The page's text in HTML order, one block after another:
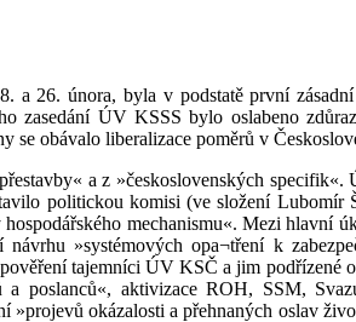
26. února, byla v podstatě první
zasedání ÚV KSSS bylo oslabeno
obávalo liberalizace poměrů v
a z »československých
politickou komisi (ve složení
mechanismu«. Mezi hlavní
»systémových opa¬tření k
tajemníci ÚV KSČ a jim podřízené
poslanců«, aktivizace ROH, SSM,
okázalosti a přehnaných oslav